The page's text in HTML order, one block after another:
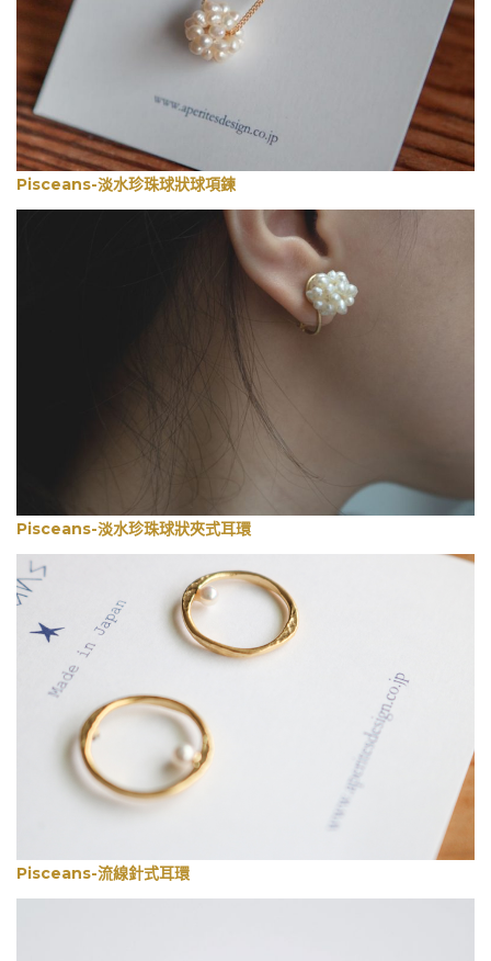
Pisceans-淡水珍珠球狀球項鍊
Pisceans-淡水珍珠球狀夾式耳環
Pisceans-流線針式耳環